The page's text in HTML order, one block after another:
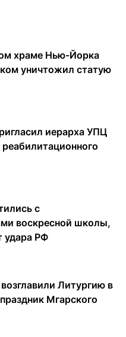
храме Нью-Йорка
уничтожил статую
иерарха УПЦ
с
воскресной школы,
удара РФ
Литургию в
Мгарского